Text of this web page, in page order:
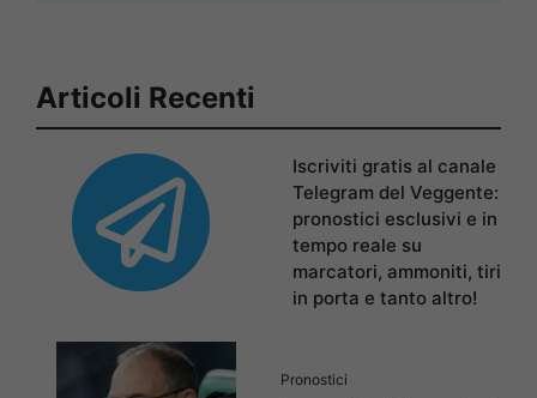
Articoli Recenti
Iscriviti gratis al canale
Telegram del Veggente:
pronostici esclusivi e in
tempo reale su
marcatori, ammoniti, tiri
in porta e tanto altro!
Pronostici